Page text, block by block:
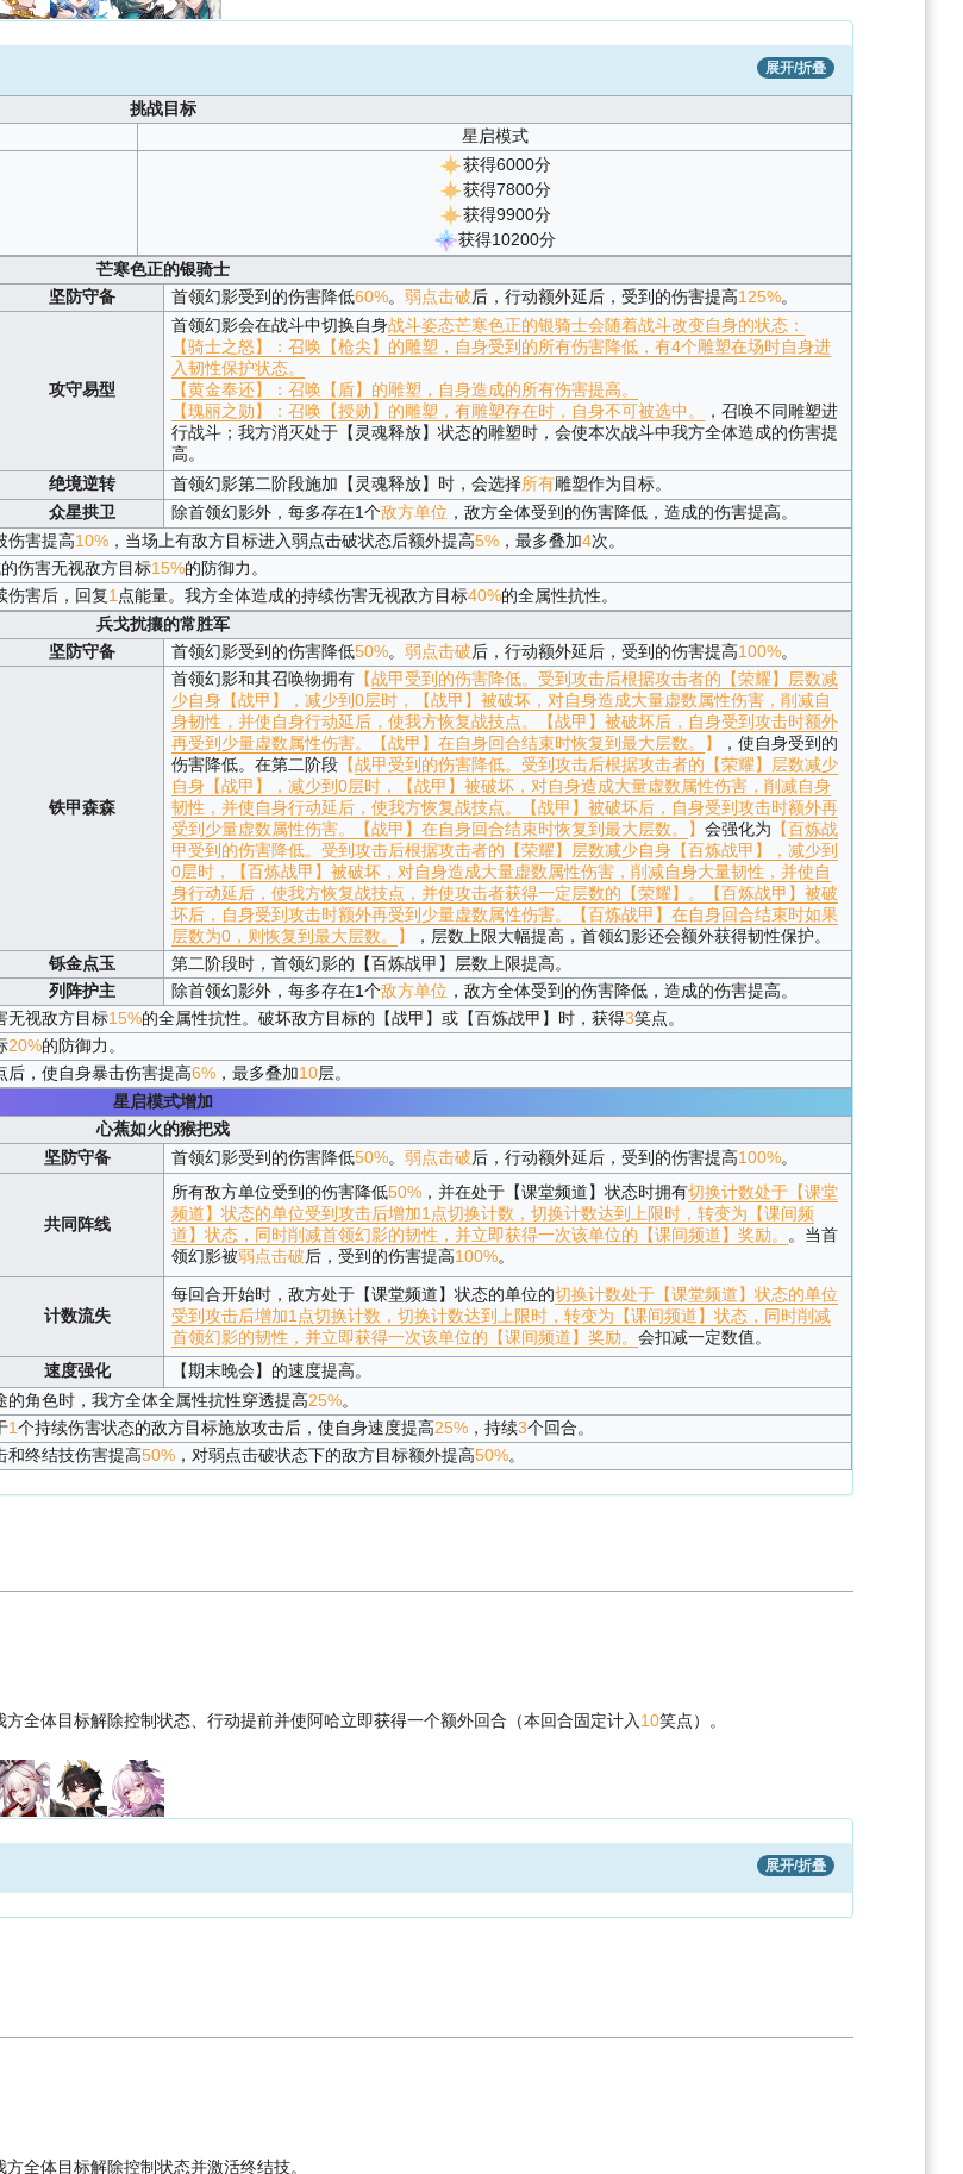
展开/折叠
挑战目标
星启模式
获得6000分
获得7800分
获得9900分
获得10200分
芒寒色正的银骑士
坚防守备 首领幻影受到的伤害降低60%。 弱点击破后，行动额外延后，受到的伤害提高125%。
攻守易型
首领幻影会在战斗中切换自身战斗姿态芒寒色正的银骑士会随着战斗改变自身的状态：
【骑士之怒】：召唤【枪尖】的雕塑，自身受到的所有伤害降低，有4个雕塑在场时自身进
入韧性保护状态。
【黄金奉还】：召唤【盾】的雕塑，自身造成的所有伤害提高。
【瑰丽之勋】：召唤【授勋】的雕塑，有雕塑存在时，自身不可被选中。
，召唤不同雕塑进
行战斗；我方消灭处于【灵魂释放】状态的雕塑时，会使本次战斗中我方全体造成的伤害提
高。
绝境逆转 首领幻影第二阶段施加【灵魂释放】时，会选择所有雕塑作为目标。
众星拱卫 除首领幻影外，每多存在1个敌方单位 ，敌方全体受到的伤害降低，造成的伤害提高。
伤害提高10%，当场上有敌方目标进入弱点击破状态后额外提高5%，最多叠加4次。
伤害无视敌方目标15%的防御力。
伤害后，回复1点能量。我方全体造成的持续伤害无视敌方目标40%的全属性抗性。
兵戈扰攘的常胜军
坚防守备 首领幻影受到的伤害降低50%。 弱点击破后，行动额外延后，受到的伤害提高100%。
铁甲森森
首领幻影和其召唤物拥有【战甲受到的伤害降低。受到攻击后根据攻击者的【荣耀】层数减
少自身【战甲】，减少到0层时，【战甲】被破坏，对自身造成大量虚数属性伤害，削减自
身韧性，并使自身行动延后，使我方恢复战技点。【战甲】被破坏后，自身受到攻击时额外
再受到少量虚数属性伤害。【战甲】在自身回合结束时恢复到最大层数。
】
，使自身受到的
伤害降低。在第二阶段【战甲受到的伤害降低。受到攻击后根据攻击者的【荣耀】层数减少
自身【战甲】，减少到0层时，【战甲】被破坏，对自身造成大量虚数属性伤害，削减自身
韧性，并使自身行动延后，使我方恢复战技点。【战甲】被破坏后，自身受到攻击时额外再
受到少量虚数属性伤害。【战甲】在自身回合结束时恢复到最大层数。
】 会强化为 【百炼战
甲受到的伤害降低。受到攻击后根据攻击者的【荣耀】层数减少自身【百炼战甲】，减少到
0层时，【百炼战甲】被破坏，对自身造成大量虚数属性伤害，削减自身大量韧性，并使自
身行动延后，使我方恢复战技点，并使攻击者获得一定层数的【荣耀】。【百炼战甲】被破
坏后，自身受到攻击时额外再受到少量虚数属性伤害。【百炼战甲】在自身回合结束时如果
层数为0，则恢复到最大层数。
】
，层数上限大幅提高，首领幻影还会额外获得韧性保护。
铄金点玉
第二阶段时，首领幻影的【百炼战甲】层数上限提高。
列阵护主 除首领幻影外，每多存在1个敌方单位 ，敌方全体受到的伤害降低，造成的伤害提高。
无视敌方目标15%的全属性抗性。破坏敌方目标的【战甲】或【百炼战甲】时，获得3笑点。
20%的防御力。
后，使自身暴击伤害提高6%，最多叠加10层。
星启模式增加
心蕉如火的猴把戏
坚防守备 首领幻影受到的伤害降低50%。 弱点击破后，行动额外延后，受到的伤害提高100%。
共同阵线
所有敌方单位受到的伤害降低50%，并在处于【课堂频道】状态时拥有切换计数处于【课堂
频道】状态的单位受到攻击后增加1点切换计数，切换计数达到上限时，转变为【课间频
道】状态，同时削减首领幻影的韧性，并立即获得一次该单位的【课间频道】奖励。 。当首
领幻影被弱点击破后，受到的伤害提高100%。
计数流失
每回合开始时，敌方处于【课堂频道】状态的单位的切换计数处于【课堂频道】状态的单位
受到攻击后增加1点切换计数，切换计数达到上限时，转变为【课间频道】状态，同时削减
首领幻影的韧性，并立即获得一次该单位的【课间频道】奖励。 会扣减一定数值。
速度强化
【期末晚会】的速度提高。
的角色时，我方全体全属性抗性穿透提高25%。
1个持续伤害状态的敌方目标施放攻击后，使自身速度提高25%，持续3个回合。
和终结技伤害提高50%，对弱点击破状态下的敌方目标额外提高50%。
方全体目标解除控制状态、行动提前并使阿哈立即获得一个额外回合（本回合固定计入 10笑点）。
展开/折叠
方全体目标解除控制状态并激活终结技。